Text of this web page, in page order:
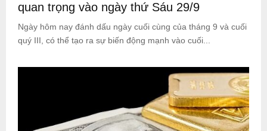
quan trọng vào ngày thứ Sáu 29/9
Ngày hôm nay đánh dấu ngày cuối cùng của tháng 9 và cuối
quý III, có thể tạo ra sự biến động mạnh vào cuối...